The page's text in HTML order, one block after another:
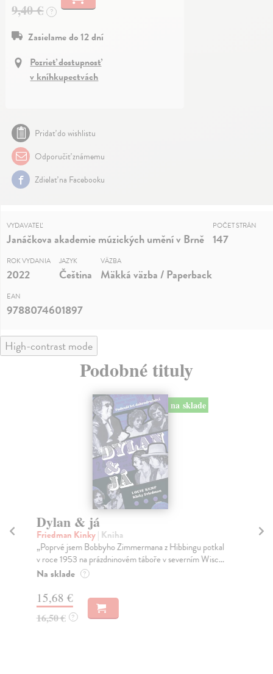
9,40 € ?
Zasielame do 12 dní
Pozrieť dostupnosť
v kníhkupectvách
Pridať do wishlistu
Odporučiť známemu
Zdielať na Facebooku
VYDAVATEĽ
Janáčkova akademie múzických umění v Brně
POČET STRÁN
147
ROK VYDANIA
2022
JAZYK
Čeština
VÄZBA
Mäkká väzba / Paperback
EAN
9788074601897
High-contrast mode
Podobné tituly
na sklade
Dylan & já
Friedman Kinky| Kniha
„Poprvé jsem Bobbyho Zimmermana z Hibbingu potkal
v roce 1953 na prázdninovém táboře v severním Wisc...
Na sklade ?
15,68 €
16,50 € ?